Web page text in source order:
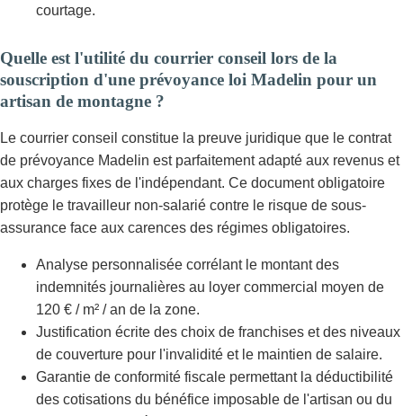
courtage.
Quelle est l'utilité du courrier conseil lors de la
souscription d'une prévoyance loi Madelin pour un
artisan de montagne ?
Le courrier conseil constitue la preuve juridique que le contrat
de prévoyance Madelin est parfaitement adapté aux revenus et
aux charges fixes de l'indépendant. Ce document obligatoire
protège le travailleur non-salarié contre le risque de sous-
assurance face aux carences des régimes obligatoires.
Analyse personnalisée corrélant le montant des
indemnités journalières au loyer commercial moyen de
120 € / m² / an de la zone.
Justification écrite des choix de franchises et des niveaux
de couverture pour l'invalidité et le maintien de salaire.
Garantie de conformité fiscale permettant la déductibilité
des cotisations du bénéfice imposable de l'artisan ou du